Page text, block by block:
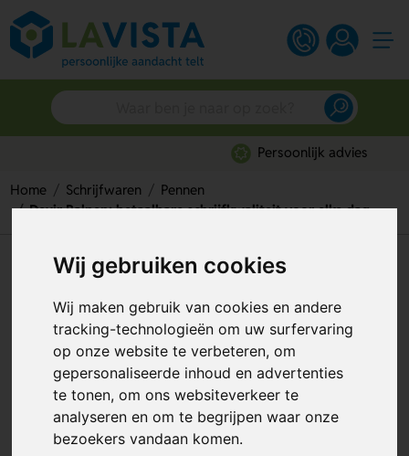
Wij gebruiken cookies
Wij maken gebruik van cookies en andere
tracking-technologieën om uw surfervaring
op onze website te verbeteren, om
gepersonaliseerde inhoud en advertenties
te tonen, om ons websiteverkeer te
analyseren en om te begrijpen waar onze
bezoekers vandaan komen.
Persoonlijk advies
Home Schrijfwaren
Pennen
Dexir Balpen: betaalbare schrijfkwaliteit voor elke dag
Dexir Balpen: betaalbare
schrijfkwaliteit voor elke dag
Artikelnummer:127970